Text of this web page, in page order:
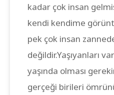
kadar çok insan
kendi kendime
pek çok insan
değildir.Yaşıyanları
yaşında olması
gerçeği birileri